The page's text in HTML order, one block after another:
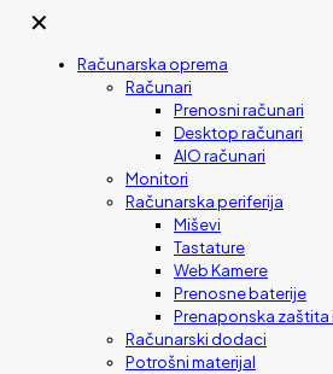
✕
Računarska oprema
Računari
Prenosni računari
Desktop računari
AIO računari
Monitori
Računarska periferija
Miševi
Tastature
Web Kamere
Prenosne baterije
Prenaponska zaštita
Računarski dodaci
Potrošni materijal